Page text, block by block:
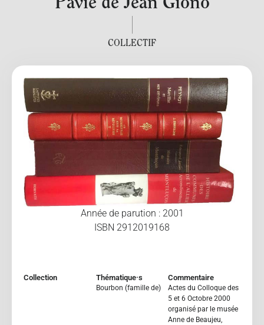
COLLECTIF
Année de parution : 2001
ISBN 2912019168
Collection Thématique·s
Bourbon (famille de)
Commentaire
Actes du Colloque des
5 et 6 Octobre 2000
organisé par le musée
Anne de Beaujeu,